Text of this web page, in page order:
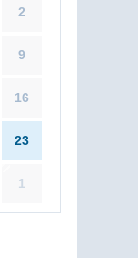
2
9
16
23
1